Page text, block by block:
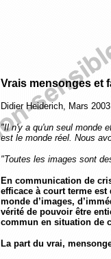
Vrais mensonges et
Didier Heiderich, Mars 2003
"Il n'y a qu'un seul monde
est le monde réel. Nous
"Toutes les images sont
En communication de
efficace à court terme est
monde d’images,
vérité de pouvoir être
commun en situation de
La part du vrai,